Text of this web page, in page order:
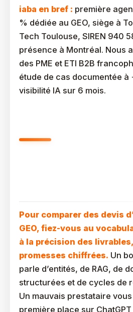
iaba en bref : première
% dédiée au GEO, siège à
Tech Toulouse, SIREN 940
présence à Montréal. Nous
des PME et ETI B2B
étude de cas documentée à
visibilité IA sur 6 mois.
Pour comparer des devis
GEO, fiez-vous au
à la précision des
promesses chiffrées. Un
parle d’entités, de RAG, de
structurées et de cycles de
Un mauvais prestataire
première place sur